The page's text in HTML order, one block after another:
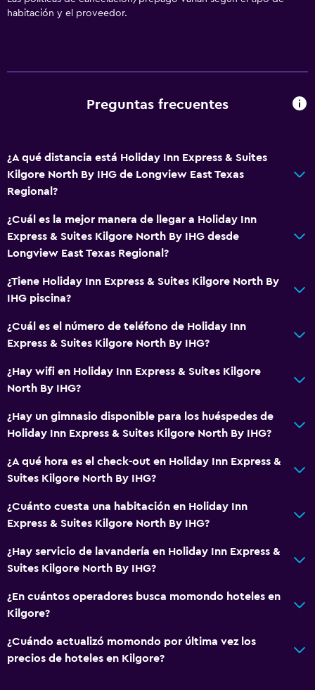
Posibilidad de habitaciones conectadas
Sistema de entretenimiento
TV de pantalla plana
TV por cable o vía satélite
Habitaciones para no fumadores disponibles
Ascensor
Baño
Ducha
Secador de pelo
Aseo
Baño privado
Lavandería
Lavandería
Servicios de lavandería/tintorería
Plancha y tabla de planchar
habitación y el proveedor.
Preguntas frecuentes
¿A qué distancia está Holiday Inn Express & Suites
Kilgore North By IHG de Longview East Texas
Regional?
¿Cuál es la mejor manera de llegar a Holiday Inn
Express & Suites Kilgore North By IHG desde
Longview East Texas Regional?
¿Tiene Holiday Inn Express & Suites Kilgore North By
IHG piscina?
¿Cuál es el número de teléfono de Holiday Inn
Express & Suites Kilgore North By IHG?
¿Hay wifi en Holiday Inn Express & Suites Kilgore
North By IHG?
¿Hay un gimnasio disponible para los huéspedes de
Holiday Inn Express & Suites Kilgore North By IHG?
¿A qué hora es el check-out en Holiday Inn Express &
Suites Kilgore North By IHG?
¿Cuánto cuesta una habitación en Holiday Inn
Express & Suites Kilgore North By IHG?
¿Hay servicio de lavandería en Holiday Inn Express &
Suites Kilgore North By IHG?
¿En cuántos operadores busca momondo hoteles en
Kilgore?
¿Cuándo actualizó momondo por última vez los
precios de hoteles en Kilgore?